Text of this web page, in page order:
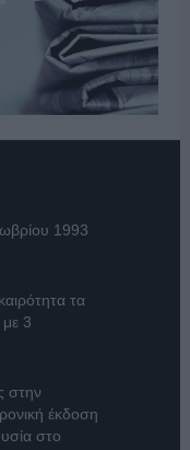
1993
τα
3
στην
έκδοση
στο